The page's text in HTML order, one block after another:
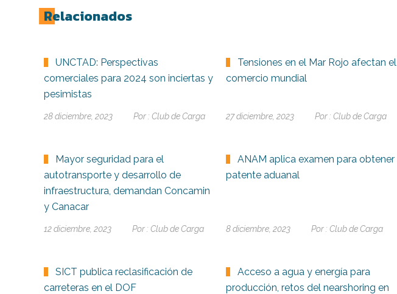
Relacionados
UNCTAD: Perspectivas
comerciales para 2024 son inciertas y
pesimistas
28 diciembre, 2023 Por : Club de Carga
Tensiones en el Mar Rojo afectan el
comercio mundial
27 diciembre, 2023 Por : Club de Carga
Mayor seguridad para el
autotransporte y desarrollo de
infraestructura, demandan Concamin
y Canacar
12 diciembre, 2023 Por : Club de Carga
ANAM aplica examen para obtener
patente aduanal
8 diciembre, 2023 Por : Club de Carga
SICT publica reclasificación de
carreteras en el DOF
Acceso a agua y energía para
producción, retos del nearshoring en